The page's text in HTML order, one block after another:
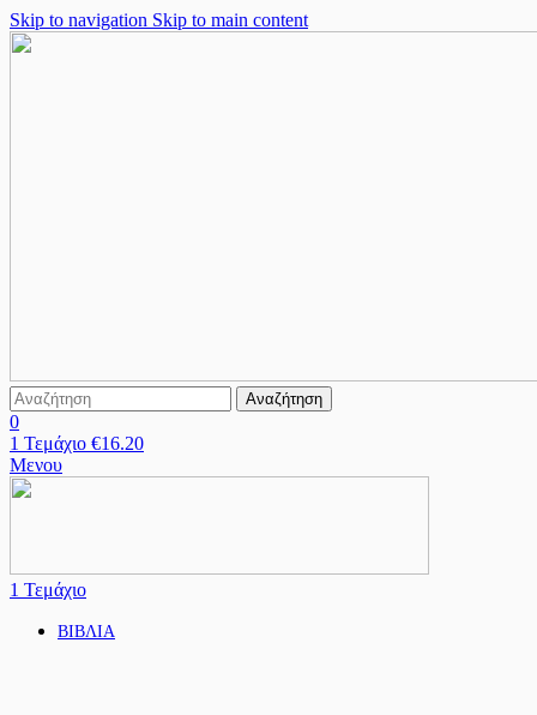
Skip to navigation Skip to main content
Αναζήτηση
0
1 Τεμάχιο €16.20
Μενου
1 Τεμάχιο
ΒΙΒΛΙΑ